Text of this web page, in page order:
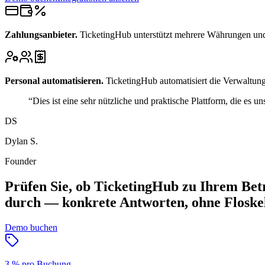
Zahlungsanbieter. TicketingHub unterstützt mehrere Währungen
Personal automatisieren. TicketingHub automatisiert die
“Dies ist eine sehr nützliche und praktische Plattform, die es
DS
Dylan S.
Founder
Prüfen Sie, ob TicketingHub zu Ihrem
durch — konkrete Antworten, ohne
Demo buchen